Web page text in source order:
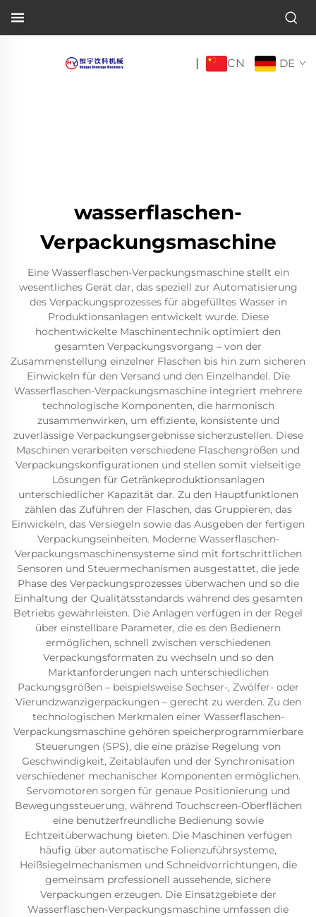
| CN DE
wasserflaschen-
Verpackungsmaschine
Eine Wasserflaschen-Verpackungsmaschine stellt ein
wesentliches Gerät dar, das speziell zur Automatisierung
des Verpackungsprozesses für abgefülltes Wasser in
Produktionsanlagen entwickelt wurde. Diese
hochentwickelte Maschinentechnik optimiert den
gesamten Verpackungsvorgang – von der
Zusammenstellung einzelner Flaschen bis hin zum sicheren
Einwickeln für den Versand und den Einzelhandel. Die
Wasserflaschen-Verpackungsmaschine integriert mehrere
technologische Komponenten, die harmonisch
zusammenwirken, um effiziente, konsistente und
zuverlässige Verpackungsergebnisse sicherzustellen. Diese
Maschinen verarbeiten verschiedene Flaschengrößen und
Verpackungskonfigurationen und stellen somit vielseitige
Lösungen für Getränkeproduktionsanlagen
unterschiedlicher Kapazität dar. Zu den Hauptfunktionen
zählen das Zuführen der Flaschen, das Gruppieren, das
Einwickeln, das Versiegeln sowie das Ausgeben der fertigen
Verpackungseinheiten. Moderne Wasserflaschen-
Verpackungsmaschinensysteme sind mit fortschrittlichen
Sensoren und Steuermechanismen ausgestattet, die jede
Phase des Verpackungsprozesses überwachen und so die
Einhaltung der Qualitätsstandards während des gesamten
Betriebs gewährleisten. Die Anlagen verfügen in der Regel
über einstellbare Parameter, die es den Bedienern
ermöglichen, schnell zwischen verschiedenen
Verpackungsformaten zu wechseln und so den
Marktanforderungen nach unterschiedlichen
Packungsgrößen – beispielsweise Sechser-, Zwölfer- oder
Vierundzwanzigerpackungen – gerecht zu werden. Zu den
technologischen Merkmalen einer Wasserflaschen-
Verpackungsmaschine gehören speicherprogrammierbare
Steuerungen (SPS), die eine präzise Regelung von
Geschwindigkeit, Zeitabläufen und der Synchronisation
verschiedener mechanischer Komponenten ermöglichen.
Servomotoren sorgen für genaue Positionierung und
Bewegungssteuerung, während Touchscreen-Oberflächen
eine benutzerfreundliche Bedienung sowie
Echtzeitüberwachung bieten. Die Maschinen verfügen
häufig über automatische Folienzuführsysteme,
Heißsiegelmechanismen und Schneidvorrichtungen, die
gemeinsam professionell aussehende, sichere
Verpackungen erzeugen. Die Einsatzgebiete der
Wasserflaschen-Verpackungsmaschine umfassen die